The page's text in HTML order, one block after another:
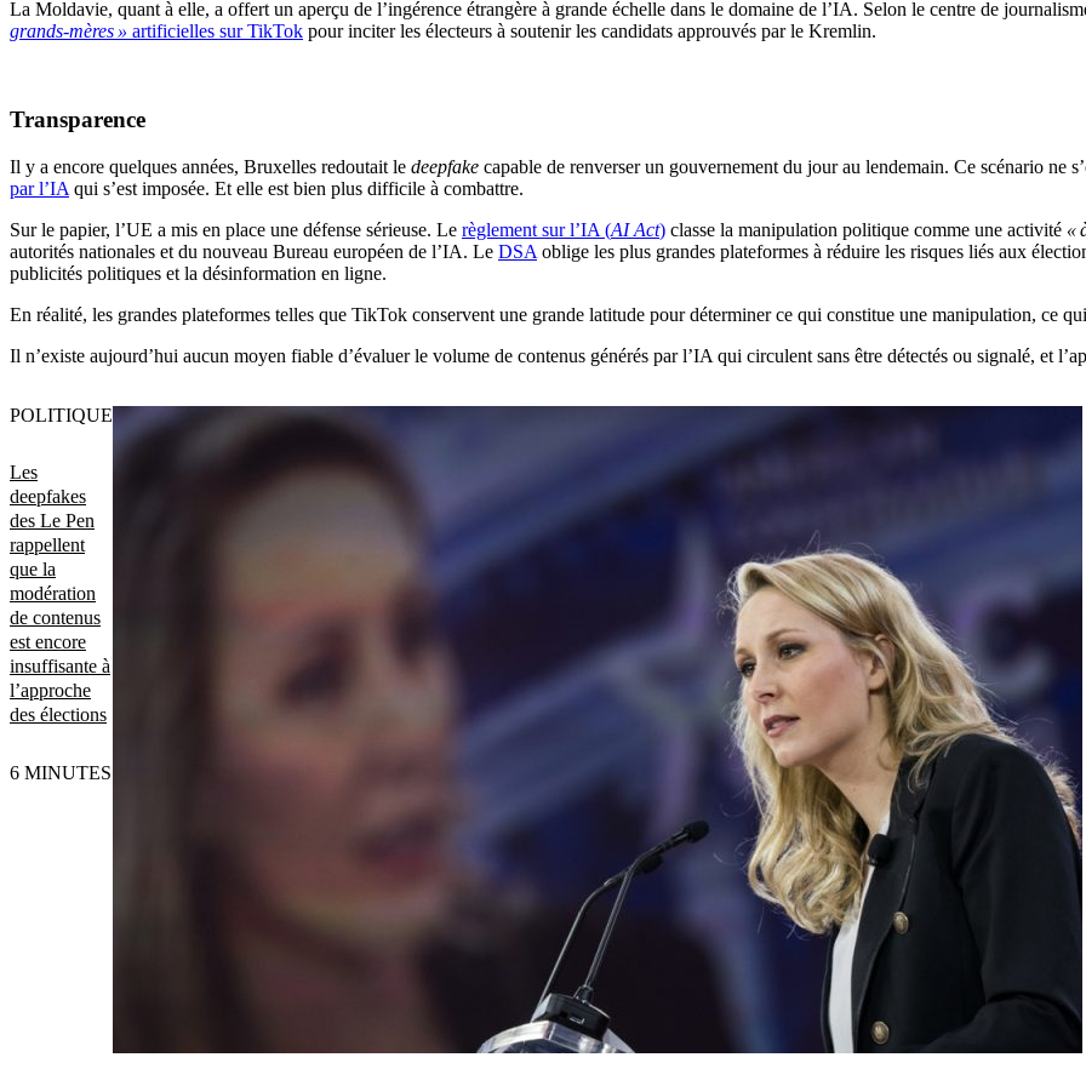
La Moldavie, quant à elle, a offert un aperçu de l’ingérence étrangère à grande échelle dans le domaine de l’IA. Selon le centre de
grands-mères » artificielles sur TikTok pour inciter les électeurs à soutenir les candidats approuvés par le Kremlin.
Transparence
Il y a encore quelques années, Bruxelles redoutait le deepfake capable de renverser un gouvernement du jour au lendemain. Ce scénario ne
par l’IA qui s’est imposée. Et elle est bien plus difficile à combattre.
Sur le papier, l’UE a mis en place une défense sérieuse. Le règlement sur l’IA (AI Act) classe la manipulation politique comme une activité «
autorités nationales et du nouveau Bureau européen de l’IA. Le DSA oblige les plus grandes plateformes à réduire les risques liés aux
publicités politiques et la désinformation en ligne.
En réalité, les grandes plateformes telles que TikTok conservent une grande latitude pour déterminer ce qui constitue une manipulation, ce
Il n’existe aujourd’hui aucun moyen fiable d’évaluer le volume de contenus générés par l’IA qui circulent sans être détectés ou signalé, et
Les
deepfakes
des Le Pen
rappellent
que la
modération
de contenus
est encore
insuffisante à
l’approche
des élections
POLITIQUE
6 MINUTES